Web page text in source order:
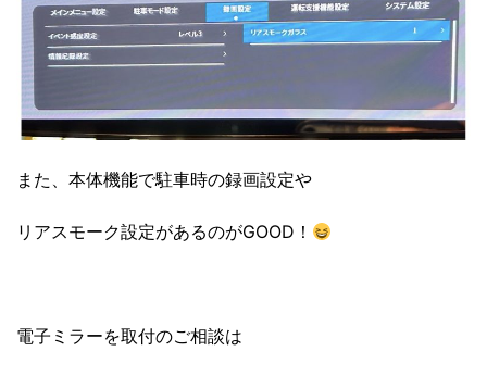
また、本体機能で駐車時の録画設定や
リアスモーク設定があるのがGOOD！
電子ミラーを取付のご相談は